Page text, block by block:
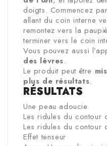
doigts. Commencez
allant du coin interne
remontez vers la
terminer vers le coin
Vous pouvez aussi
des lèvres.
Le produit peut être
plus de résultats.
RÉSULTATS
Une peau adoucie
Les ridules du contour
Les ridules du contour
Effet tenseur